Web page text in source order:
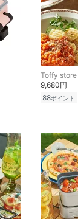
Toffy store
9,680円
88ポイント